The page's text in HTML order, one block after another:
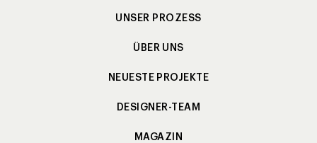
UNSER PROZESS
ÜBER UNS
NEUESTE PROJEKTE
DESIGNER-TEAM
MAGAZIN